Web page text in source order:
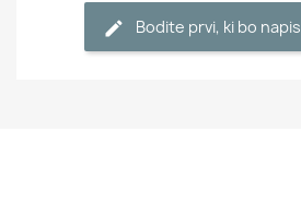
Bodite prvi, ki bo